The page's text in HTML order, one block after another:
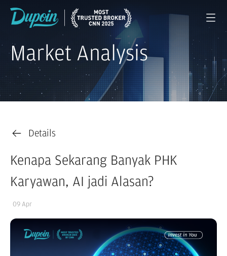
Market Analysis
Details
Kenapa Sekarang Banyak PHK
Karyawan, AI jadi Alasan?
09 Apr